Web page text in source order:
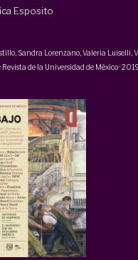
Esposito
Sandra Lorenzano Valeria Luiselli ,
· Revista de la Universidad de México·2019